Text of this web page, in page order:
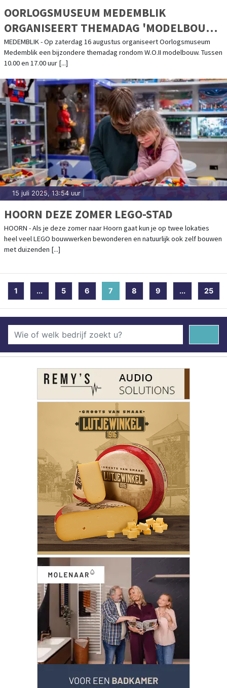
OORLOGSMUSEUM MEDEMBLIK
ORGANISEERT THEMADAG 'MODELBOUW'
- 16 AUGUSTUS 2025
MEDEMBLIK - Op zaterdag 16 augustus organiseert Oorlogsmuseum
Medemblik een bijzondere themadag rondom W.O.II modelbouw. Tussen
10.00 en 17.00 uur [...]
15 juli 2025, 13:54 uur
HOORN DEZE ZOMER LEGO-STAD
HOORN - Als je deze zomer naar Hoorn gaat kun je op twee lokaties
heel veel LEGO bouwwerken bewonderen en natuurlijk ook zelf bouwen
met duizenden [...]
1 ... 5 6 7 (current)
8 9 ... 25